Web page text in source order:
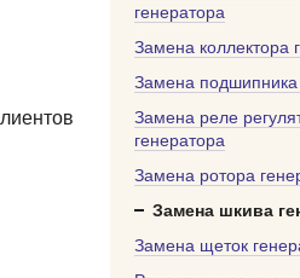
генератора
Замена коллектора
Замена подшипника
Замена реле
генератора
Замена ротора
Замена шкива
Замена щеток